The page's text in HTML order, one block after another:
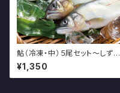
鮎（冷凍・中）５尾セット～しずか
のあゆ～
¥1,350